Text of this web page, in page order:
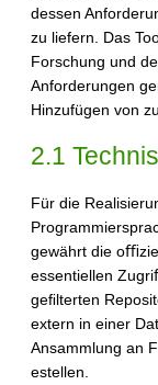
dessen
zu liefern. Das
Forschung und
Anforderungen
Hinzufügen von
2.1
Für die
gewährt die
essentiellen
geﬁlterten
extern in einer
Ansammlung an
estellen.